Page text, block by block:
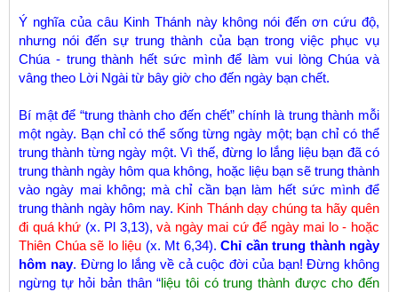
Ý nghĩa của câu Kinh Thánh này không nói đến ơn cứu độ,
nhưng nói đến sự trung thành của bạn trong việc phục vụ
Chúa - trung thành hết sức mình để làm vui lòng Chúa và
vâng theo Lời Ngài từ bây giờ cho đến ngày bạn chết.
Bí mật để “trung thành cho đến chết” chính là trung thành mỗi
một ngày. Bạn chỉ có thể sống từng ngày một; bạn chỉ có thể
trung thành từng ngày một. Vì thế, đừng lo lắng liệu bạn đã có
trung thành ngày hôm qua không, hoặc liệu bạn sẽ trung thành
vào ngày mai không; mà chỉ cần bạn làm hết sức mình để
trung thành ngày hôm nay. Kinh Thánh dạy chúng ta hãy quên
đi quá khứ (x. Pl 3,13),và ngày mai cứ để ngày mai lo - hoặc
Thiên Chúa sẽ lo liệu (x. Mt 6,34). Chỉ cần trung thành ngày
hôm nay. Đừng lo lắng về cả cuộc đời của bạn! Đừng không
ngừng tự hỏi bản thân “liệu tôi có trung thành được cho đến